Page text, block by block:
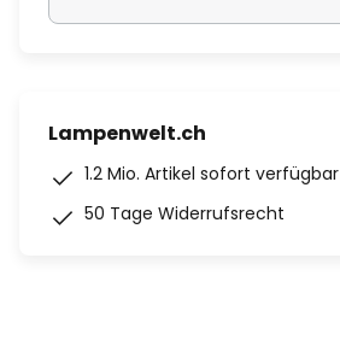
Lampenwelt.ch
1.2 Mio. Artikel sofort verfügbar
50 Tage Widerrufsrecht